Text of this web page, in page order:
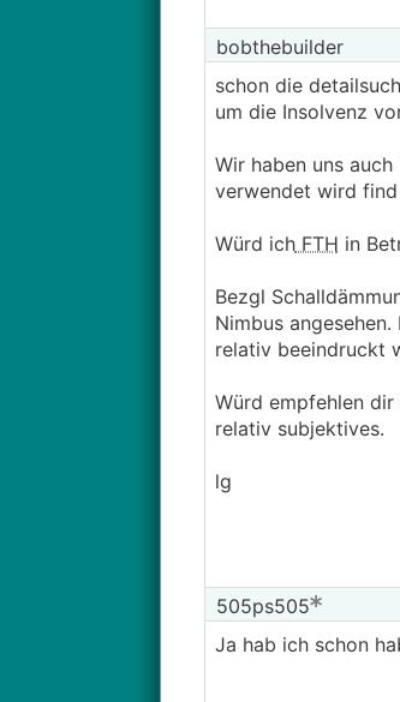
bobthebuilder
schon die
um die Insolvenz
Wir haben uns
verwendet wird
Würd ichFTH in
Bezgl
Nimbus
relativ beeindruckt
Würd empfehlen
relativ subjektives.
lg
505ps505
Ja hab ich schon